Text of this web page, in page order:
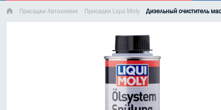
Присадки Автохимия Присадки Liqui Moly Дизельный очиститель